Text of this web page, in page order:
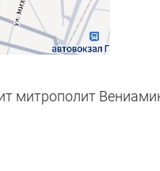
митрополит